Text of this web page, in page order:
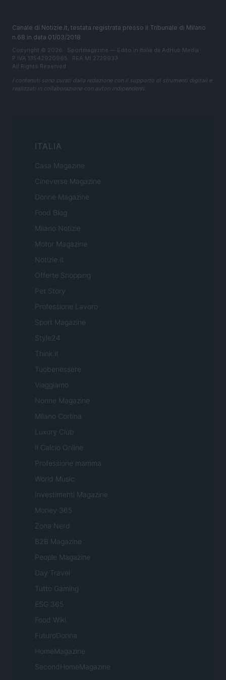
Canale di Notizie.it, testata registrata presso il Tribunale di Milano
n.68 in data 01/03/2018
Copyright © 2026 · Sportmagazine — Edito in Italia da AdHub Media
P.IVA 13542920965 · REA MI 2729933
All Rights Reserved
I contenuti sono curati dalla redazione con il supporto di strumenti digitali e
realizzati in collaborazione con autori indipendenti.
ITALIA
Casa Magazine
Cineverse Magazine
Donne Magazine
Food Blog
Milano Notizie
Motor Magazine
Notizie.it
Offerte Shopping
Pet Story
Professione Lavoro
Sport Magazine
Style24
Think.it
Tuobenessere
Viaggiamo
Nonne Magazine
Milano Cortina
Luxury Club
Il Calcio Online
Professione mamma
World Music
Investimenti Magazine
Money 365
Zona Nerd
B2B Magazine
People Magazine
Day Travel
Tutto Gaming
ESG 365
Food Wiki
FuturoDonna
HomeMagazine
SecondHomeMagazine